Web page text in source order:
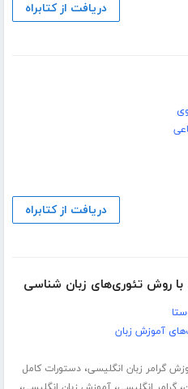
دریافت از کتابراه
دریافت از کتابراه
با روش تئوری‌های زبان شناسی
آموزش زبان
گرامر زبان انگلیسی،دستورات کامل